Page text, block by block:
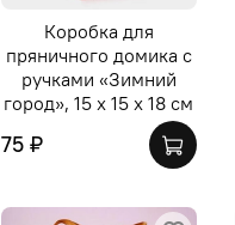
Коробка для
пряничного домика с
ручками «Зимний
город», 15 х 15 х 18 см
75 ₽